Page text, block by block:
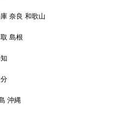
奈良 和歌山
島根
沖縄